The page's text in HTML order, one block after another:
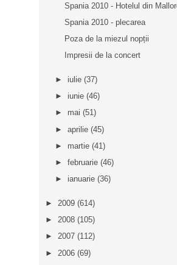
Spania 2010 - Hotelul din
Spania 2010 - plecarea
Poza de la miezul nopții
Impresii de la concert
► iulie (37)
► iunie (46)
► mai (51)
► aprilie (45)
► martie (41)
► februarie (46)
► ianuarie (36)
► 2009 (614)
► 2008 (105)
► 2007 (112)
► 2006 (69)